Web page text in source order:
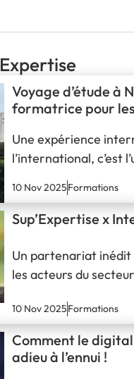
Voyage d’étude à
formatrice pour
Une expérience
l’international, c’est
essentiel que les
étudiants en DSCG
10 Nov 2025Formations
Sup’Expertise x
Un partenariat inédit
les acteurs du
domaine de la
10 Nov 2025Formations
Comment le digital
adieu à l’ennui !